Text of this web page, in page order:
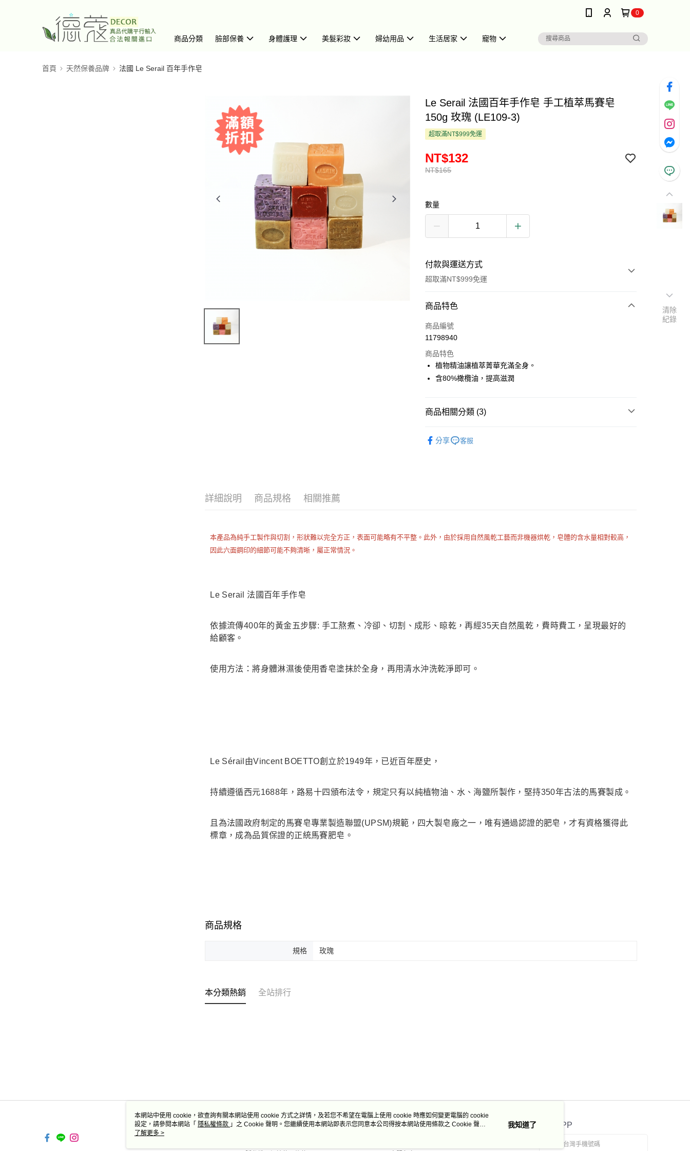
0
商品分類 臉部保養 身體護理 美髮彩妝 婦幼用品 生活居家 寵物
首頁 天然保養品牌 法國 Le Serail 百年手作皂
Le Serail 法國百年手作皂 手工植萃馬賽皂
150g 玫瑰 (LE109-3)
超取滿NT$999免運
NT$165
NT$132
數量
付款與運送方式
超取滿NT$999免運
付款方式
信用卡一次付款
LINE Pay
Apple Pay
Google Pay
全家純取貨 (先付款
每筆NT$80，滿NT$999(含以上)免運費
離島宅配（澎湖、金門、馬祖、小琉球）
商品特色
商品編號
11798940
商品特色
植物精油讓植萃菁華充滿全身。
含80%橄欖油，提高滋潤
商品相關分類 (3)
分享 客服
詳細說明 商品規格 相關推薦
本產品為純手工製作與切割，形狀難以完全方正，表面可能略有不平整。此外，由於採用自然風乾工藝而非機器烘乾，皂體的含水量相對較高，
因此六面鋼印的細節可能不夠清晰，屬正常情況。
Le Serail 法國百年手作皂
依據流傳400年的黃金五步驟: 手工熬煮、冷卻、切割、成形、晾乾，再經35天自然風乾，費時費工，呈現最好的
給顧客。
使用方法：將身體淋濕後使用香皂塗抹於全身，再用清水沖洗乾淨即可。
Le Sérail由Vincent BOETTO創立於1949年，已近百年歷史，
持續遵循西元1688年，路易十四頒布法令，規定只有以純植物油、水、海鹽所製作，堅持350年古法的馬賽製成。
且為法國政府制定的馬賽皂專業製造聯盟(UPSM)規範，四大製皂廠之一，唯有通過認證的肥皂，才有資格獲得此
標章，成為品質保證的正統馬賽肥皂。
商品規格
規格 玫瑰
本分類熱銷 全站排行
關於我們 客服資訊 官方APP
清除
紀錄
本網站中使用 cookie，欲查詢有關本網站使用 cookie 方式之詳情，及若您不希望在電腦上使用 cookie 時應如何變更電腦的 cookie
設定，請參閱本網站「 隱私權條款 」之 Cookie 聲明。您繼續使用本網站即表示您同意本公司得按本網站使用條款之 Cookie 聲明
使用 cookie。
了解更多 >
我知道了